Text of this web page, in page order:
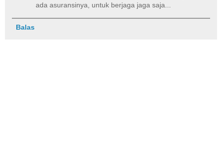
ada asuransinya, untuk berjaga jaga saja...
Balas